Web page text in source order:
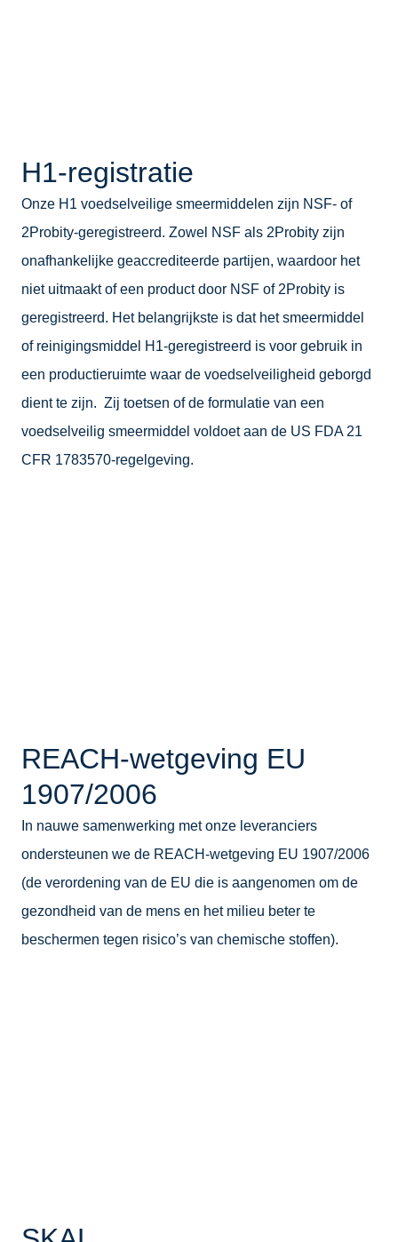
H1-registratie
Onze H1 voedselveilige smeermiddelen zijn NSF- of
2Probity-geregistreerd. Zowel NSF als 2Probity zijn
onafhankelijke geaccrediteerde partijen, waardoor het
niet uitmaakt of een product door NSF of 2Probity is
geregistreerd. Het belangrijkste is dat het smeermiddel
of reinigingsmiddel H1-geregistreerd is voor gebruik in
een productieruimte waar de voedselveiligheid geborgd
dient te zijn. Zij toetsen of de formulatie van een
voedselveilig smeermiddel voldoet aan de US FDA 21
CFR 1783570-regelgeving.
REACH-wetgeving EU
1907/2006
In nauwe samenwerking met onze leveranciers
ondersteunen we de REACH-wetgeving EU 1907/2006
(de verordening van de EU die is aangenomen om de
gezondheid van de mens en het milieu beter te
beschermen tegen risico’s van chemische stoffen).